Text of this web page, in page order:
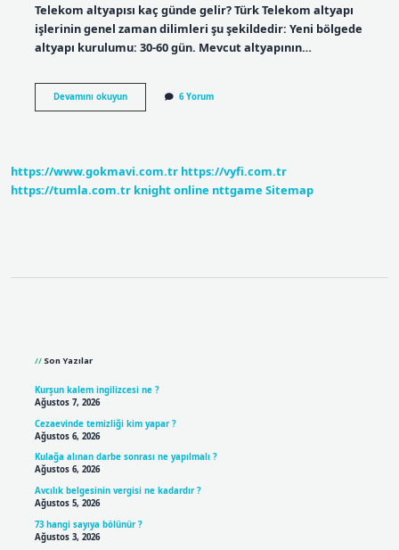
Telekom altyapısı kaç günde gelir? Türk Telekom altyapı
işlerinin genel zaman dilimleri şu şekildedir: Yeni bölgede
altyapı kurulumu: 30-60 gün. Mevcut altyapının…
Devamını okuyunTürk
Telekom
6 Yorum
https://www.gokmavi.com.tr https://vyfi.com.tr
https://tumla.com.tr knight online nttgame Sitemap
Son Yazılar
Kurşun kalem ingilizcesi ne ?
Ağustos 7, 2026
Cezaevinde temizliği kim yapar ?
Ağustos 6, 2026
Kulağa alınan darbe sonrası ne yapılmalı ?
Ağustos 6, 2026
Avcılık belgesinin vergisi ne kadardır ?
Ağustos 5, 2026
73 hangi sayıya bölünür ?
Ağustos 3, 2026